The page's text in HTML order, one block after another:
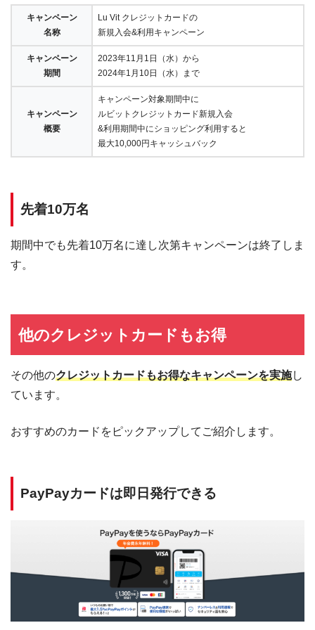
キャンペーン
名称
Lu Vit クレジットカードの
新規入会&利用キャンペーン
キャンペーン
期間
2023年11月1日（水）から
2024年1月10日（水）まで
キャンペーン
概要
キャンペーン対象期間中に
ルビットクレジットカード新規入会
&利用期間中にショッピング利用すると
最大10,000円キャッシュバック
先着10万名
期間中でも先着10万名に達し次第キャンペーンは終了しま
す。
他のクレジットカードもお得
その他のクレジットカードもお得なキャンペーンを実施し
ています。
おすすめのカードをピックアップしてご紹介します。
PayPayカードは即日発行できる